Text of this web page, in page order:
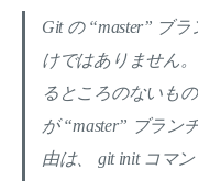
Git の “master” ブ
けではありません
るところのないも
が “master” ブラン
由は、 git init コマ